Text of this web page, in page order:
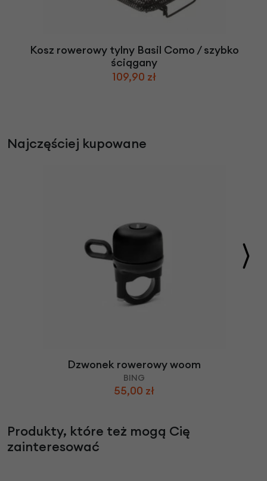
Kosz rowerowy tylny Basil Como / szybko
ściągany
109,90 zł
Najczęściej kupowane
Dzwonek rowerowy woom
BING
55,00 zł
Produkty, które też mogą Cię
zainteresować